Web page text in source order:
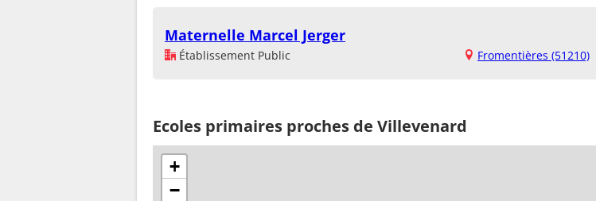
Maternelle Marcel Jerger
Établissement Public Fromentières (51210)
Ecoles primaires proches de Villevenard
+
−